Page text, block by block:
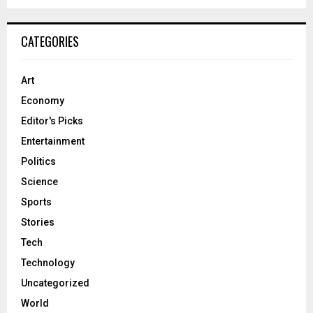
CATEGORIES
Art
Economy
Editor's Picks
Entertainment
Politics
Science
Sports
Stories
Tech
Technology
Uncategorized
World